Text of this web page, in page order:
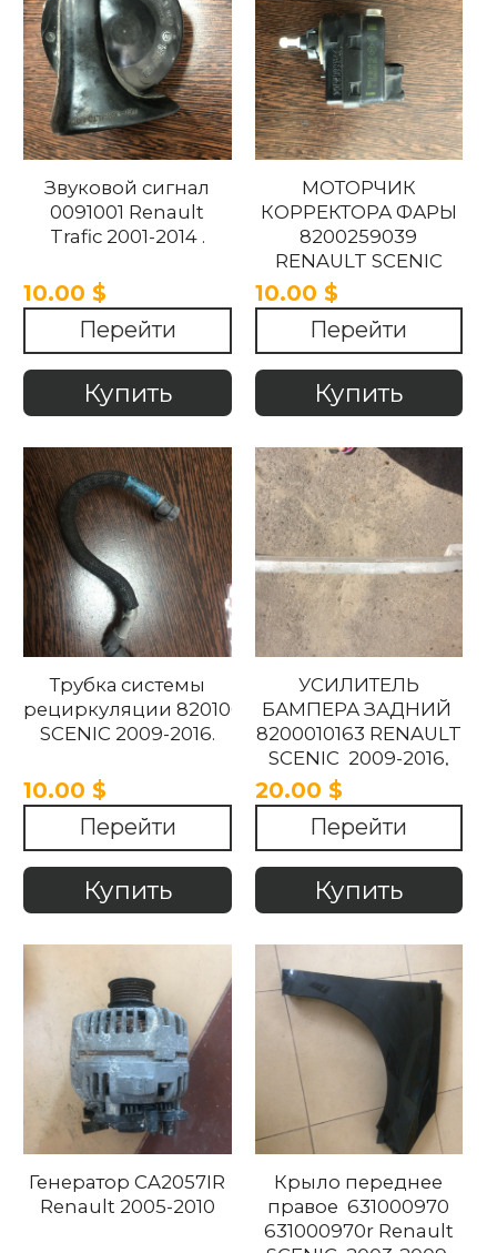
Звуковой сигнал
0091001 Renault
Trafic 2001-2014 .
10.00 $
Перейти
Купить
МОТОРЧИК
КОРРЕКТОРА ФАРЫ
8200259039
RENAULT SCENIC
KANGOO 2003-2008
10.00 $
Перейти
Купить
Трубка системы
рециркуляции 8201067589 RENAULT
SCENIC 2009-2016.
10.00 $
Перейти
Купить
УСИЛИТЕЛЬ
БАМПЕРА ЗАДНИЙ
8200010163 RENAULT
SCENIC 2009-2016,
MEGANE 2008-2015
20.00 $
Перейти
Купить
Генератор CA2057IR
Renault 2005-2010
Крыло переднее
правое 631000970
631000970r Renault